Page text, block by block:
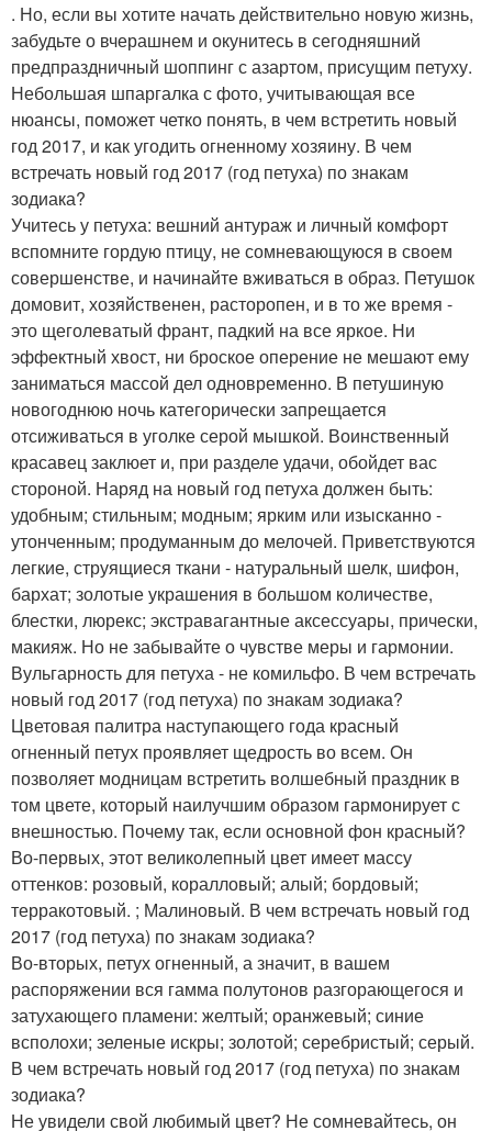
. Но, если вы хотите начать действительно новую жизнь,
забудьте о вчерашнем и окунитесь в сегодняшний
предпраздничный шоппинг с азартом, присущим петуху.
Небольшая шпаргалка с фото, учитывающая все
нюансы, поможет четко понять, в чем встретить новый
год 2017, и как угодить огненному хозяину. В чем
встречать новый год 2017 (год петуха) по знакам
зодиака?
Учитесь у петуха: вешний антураж и личный комфорт
вспомните гордую птицу, не сомневающуюся в своем
совершенстве, и начинайте вживаться в образ. Петушок
домовит, хозяйственен, расторопен, и в то же время -
это щеголеватый франт, падкий на все яркое. Ни
эффектный хвост, ни броское оперение не мешают ему
заниматься массой дел одновременно. В петушиную
новогоднюю ночь категорически запрещается
отсиживаться в уголке серой мышкой. Воинственный
красавец заклюет и, при разделе удачи, обойдет вас
стороной. Наряд на новый год петуха должен быть:
удобным; стильным; модным; ярким или изысканно -
утонченным; продуманным до мелочей. Приветствуются
легкие, струящиеся ткани - натуральный шелк, шифон,
бархат; золотые украшения в большом количестве,
блестки, люрекс; экстравагантные аксессуары, прически,
макияж. Но не забывайте о чувстве меры и гармонии.
Вульгарность для петуха - не комильфо. В чем встречать
новый год 2017 (год петуха) по знакам зодиака?
Цветовая палитра наступающего года красный
огненный петух проявляет щедрость во всем. Он
позволяет модницам встретить волшебный праздник в
том цвете, который наилучшим образом гармонирует с
внешностью. Почему так, если основной фон красный?
Во-первых, этот великолепный цвет имеет массу
оттенков: розовый, коралловый; алый; бордовый;
терракотовый. ; Малиновый. В чем встречать новый год
2017 (год петуха) по знакам зодиака?
Во-вторых, петух огненный, а значит, в вашем
распоряжении вся гамма полутонов разгорающегося и
затухающего пламени: желтый; оранжевый; синие
всполохи; зеленые искры; золотой; серебристый; серый.
В чем встречать новый год 2017 (год петуха) по знакам
зодиака?
Не увидели свой любимый цвет? Не сомневайтесь, он